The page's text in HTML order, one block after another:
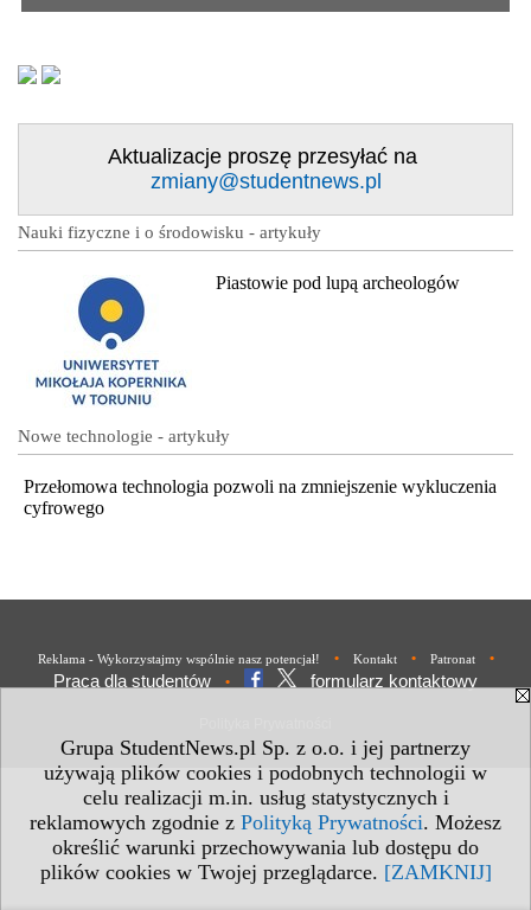
Grupa StudentNews.pl Sp. z o.o. i jej partnerzy
używają plików cookies i podobnych technologii w
celu realizacji m.in. usług statystycznych i
reklamowych zgodnie z Polityką Prywatności. Możesz
określić warunki przechowywania lub dostępu do
plików cookies w Twojej przeglądarce. [ZAMKNIJ]
Aktualizacje proszę przesyłać na
zmiany@studentnews.pl
Nauki fizyczne i o środowisku - artykuły
Piastowie pod lupą archeologów
Nowe technologie - artykuły
Przełomowa technologia pozwoli na zmniejszenie wykluczenia
cyfrowego
Reklama - Wykorzystajmy wspólnie nasz potencjał! • Kontakt • Patronat •
Praca dla studentów • formularz kontaktowy